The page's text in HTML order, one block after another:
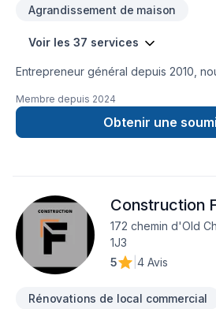
Agrandissement de maison
Voir les 37 services
Entrepreneur général depuis 2010,
agrandissement, rénovation de tous
revêtement extérieur etc.
Membre depuis 2024
Obtenir une
Construction
172 chemin d'Old
1J3
5
4 Avis
Rénovations de local commercial